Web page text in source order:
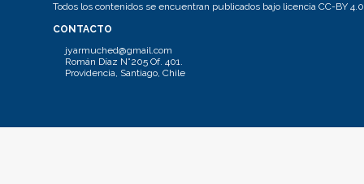
Todos los contenidos se encuentran publicados bajo licencia CC-BY 4.0
CONTACTO
jyarmuched@gmail.com
Román Díaz N°205 Of. 401.
Providencia, Santiago, Chile